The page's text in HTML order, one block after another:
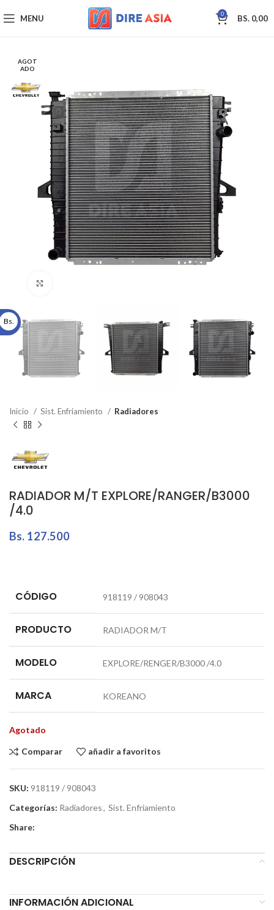
MENU 0 BS. 0,00
AGOT
ADO
Inicio Sist. Enfriamiento Radiadores
RADIADOR M/T EXPLORE/RANGER/B3000
/4.0
Bs. 127.500
CÓDIGO 918119 / 908043
PRODUCTO RADIADOR M/T
MODELO EXPLORE/RENGER/B3000 /4.0
MARCA KOREANO
Agotado
Comparar añadir a favoritos
SKU: 918119 / 908043
Categorías: Radiadores, Sist. Enfriamiento
Share:
DESCRIPCIÓN
INFORMACIÓN ADICIONAL
Bs.